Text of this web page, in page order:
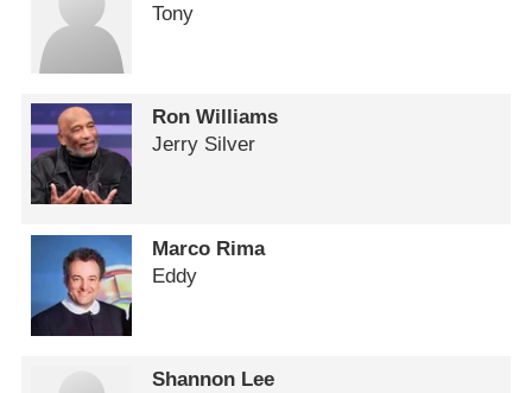
Tony
Ron Williams
Jerry Silver
Marco Rima
Eddy
Shannon Lee